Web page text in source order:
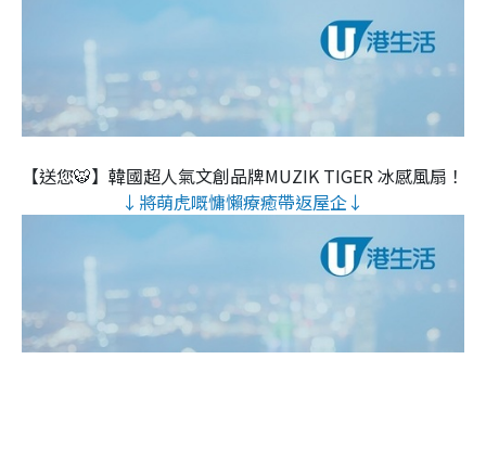
【送您🐯】韓國超人氣文創品牌MUZIK TIGER 冰感風扇！
↓將萌虎嘅慵懶療癒帶返屋企↓